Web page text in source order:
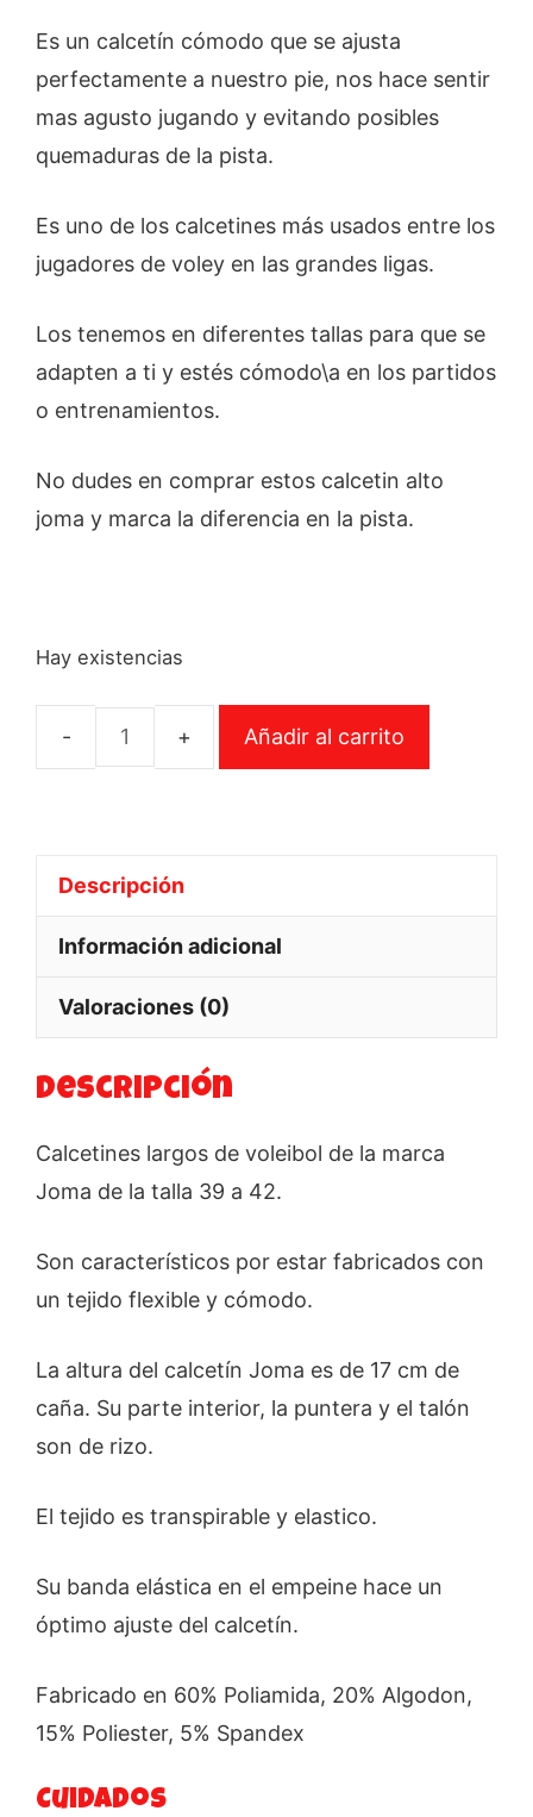
Es un calcetín cómodo que se ajusta
perfectamente a nuestro pie, nos hace sentir
mas agusto jugando y evitando posibles
quemaduras de la pista.
Es uno de los calcetines más usados entre los
jugadores de voley en las grandes ligas.
Los tenemos en diferentes tallas para que se
adapten a ti y estés cómodo\a en los partidos
o entrenamientos.
No dudes en comprar estos calcetin alto
joma y marca la diferencia en la pista.
Hay existencias
Calcetín
cantidad
Añadir al carrito
Descripción
Información adicional
Valoraciones (0)
Descripción
Calcetines largos de voleibol de la marca
Joma de la talla 39 a 42.
Son característicos por estar fabricados con
un tejido flexible y cómodo.
La altura del calcetín Joma es de 17 cm de
caña. Su parte interior, la puntera y el talón
son de rizo.
El tejido es transpirable y elastico.
Su banda elástica en el empeine hace un
óptimo ajuste del calcetín.
Fabricado en 60% Poliamida, 20% Algodon,
15% Poliester, 5% Spandex
Cuidados